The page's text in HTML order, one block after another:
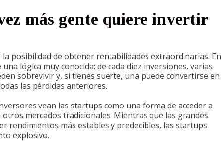
más gente quiere invertir
la posibilidad de obtener rentabilidades extraordinarias. En
lógica muy conocida: de cada diez inversiones, varias
sobrevivir y, si tienes suerte, una puede convertirse en
las pérdidas anteriores.
vean las startups como una forma de acceder a
mercados tradicionales. Mientras que las grandes
rendimientos más estables y predecibles, las startups
explosivo.